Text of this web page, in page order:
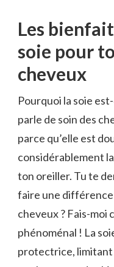
Les
soie pour
cheveux
Pourquoi la soie
parle de soin des
parce qu’elle est
considérablement
ton oreiller. Tu te
faire une différence
cheveux ? Fais-moi
phénoménal ! La
protectrice, limitant